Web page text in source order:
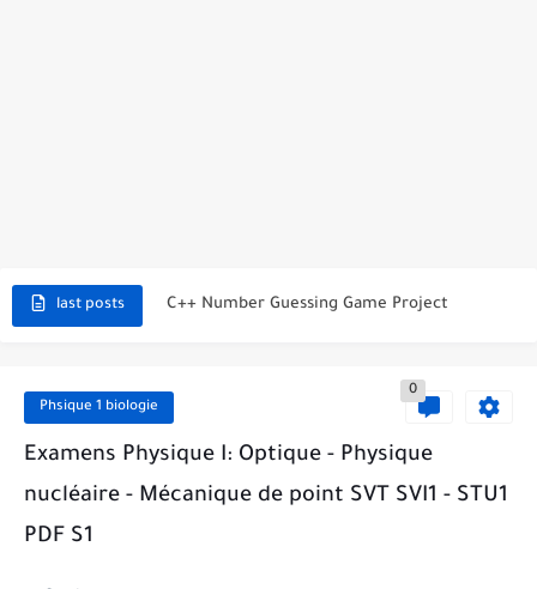
last posts C++ Number Guessing Game Project
C++ Simple Text Editor Project
La Communication Oral en PDF
Phsique 1 biologie
0
Examens Physique I: Optique - Physique
nucléaire - Mécanique de point SVT SVI1 - STU1
PDF S1